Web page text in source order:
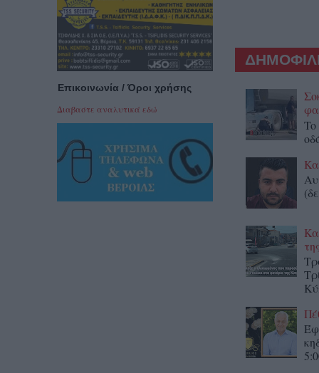
To
Επικοινωνία / Όροι χρήσης
Διαβαστε αναλυτικά εδώ